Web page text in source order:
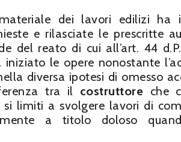
materiale dei lavori edilizi ha
e rilasciate le prescritte
del reato di cui all’art. 44
le opere nonostante
diversa ipotesi di omesso
tra il costruttore che
limiti a svolgere lavori di
a titolo doloso